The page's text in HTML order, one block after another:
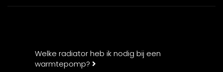
Welke radiator heb ik nodig bij een
warmtepomp?